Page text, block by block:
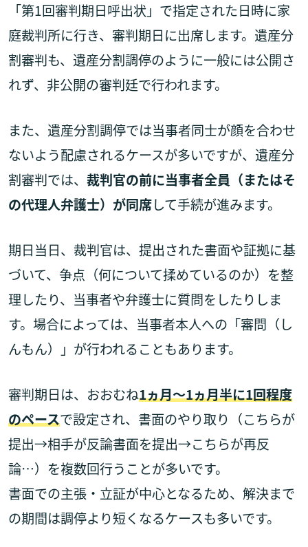
「第1回審判期日呼出状」で指定された日時に家
庭裁判所に行き、審判期日に出席します。遺産分
割審判も、遺産分割調停のように一般には公開さ
れず、非公開の審判廷で行われます。
また、遺産分割調停では当事者同士が顔を合わせ
ないよう配慮されるケースが多いですが、遺産分
割審判では、 裁判官の前に当事者全員（またはそ
の代理人弁護士）が同席して手続が進みます。
期日当日、裁判官は、提出された書面や証拠に基
づいて、争点（何について揉めているのか）を整
理したり、当事者や弁護士に質問をしたりしま
す。場合によっては、当事者本人への「審問（し
んもん）」が行われることもあります。
審判期日は、おおむね1ヵ月〜1ヵ月半に1回程度
のペースで設定され、書面のやり取り（こちらが
提出→相手が反論書面を提出→こちらが再反
論…）を複数回行うことが多いです。
書面での主張・立証が中心となるため、解決まで
の期間は調停より短くなるケースも多いです。